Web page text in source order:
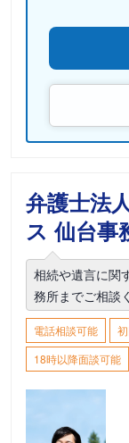
弁護士法
ス 仙台事
相続や遺言に関
務所までご相談
電話相談可能
18時以降面談可能